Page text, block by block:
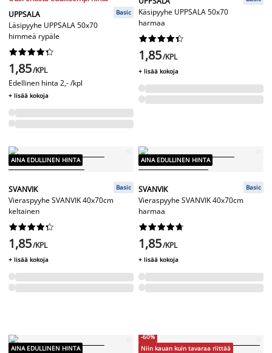
UPPSALA
Läsipyyhe UPPSALA 50x70
himmeä rypäle
Basic






1,85/KPL
Edellinen hinta 2,- /kpl
+ lisää kokoja
Käsipyyhe UPPSALA 50x70
harmaa






1,85/KPL
+ lisää kokoja
AINA EDULLINEN HINTA
SVANVIK
Vieraspyyhe SVANVIK 40x70cm
keltainen
Basic






1,85/KPL
+ lisää kokoja
AINA EDULLINEN HINTA
SVANVIK
Vieraspyyhe SVANVIK 40x70cm
harmaa
Basic






1,85/KPL
+ lisää kokoja
AINA EDULLINEN HINTA
-60%
Niin kauan kuin tavaraa riittää